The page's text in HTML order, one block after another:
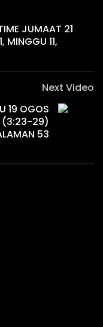
JUMAAT 21
MINGGU 11,
Next Video
19 OGOS
(3:23-29)
53